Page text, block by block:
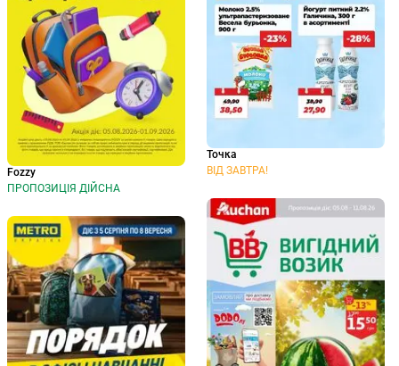
Fozzy
ПРОПОЗИЦІЯ ДІЙСНА
Точка
ВІД ЗАВТРА!